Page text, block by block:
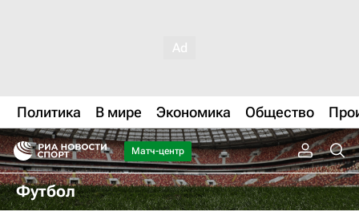
Политика В мире Экономика Общество
Матч-центр
Футбол